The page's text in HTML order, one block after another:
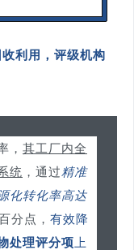
利用，评级机构
， 其工厂内全
统 ，通过精准
化转化率高达
分点， 有效降
处理评分项 上